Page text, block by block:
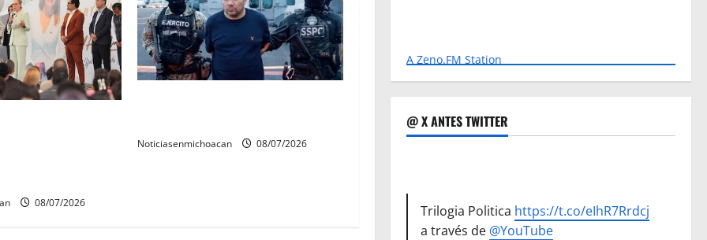
08/07/2026
Noticiasenmichoacan 08/07/2026
A Zeno.FM Station
@ X ANTES TWITTER
Trilogia Politica https://t.co/eIhR7Rrdcj
a través de @YouTube